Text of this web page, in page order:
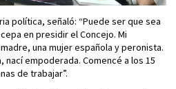
política, señaló: “Puede ser que sea
en presidir el Concejo. Mi
una mujer española y peronista.
empoderada. Comencé a los 15
de trabajar”.